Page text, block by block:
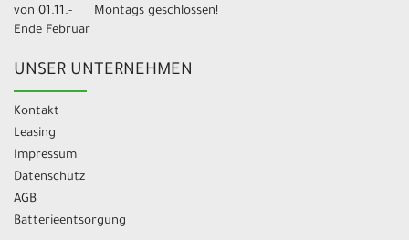
von 01.11.-
Ende Februar
Montags geschlossen!
UNSER UNTERNEHMEN
Kontakt
Leasing
Impressum
Datenschutz
AGB
Batterieentsorgung